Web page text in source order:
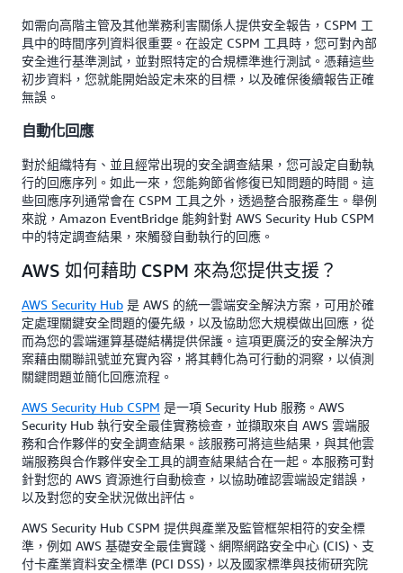
如需向高階主管及其他業務利害關係人提供安全報告，CSPM 工
具中的時間序列資料很重要。在設定 CSPM 工具時，您可對內部
安全進行基準測試，並對照特定的合規標準進行測試。憑藉這些
初步資料，您就能開始設定未來的目標，以及確保後續報告正確
無誤。
自動化回應
對於組織特有、並且經常出現的安全調查結果，您可設定自動執
行的回應序列。如此一來，您能夠節省修復已知問題的時間。這
些回應序列通常會在 CSPM 工具之外，透過整合服務產生。舉例
來說，Amazon EventBridge 能夠針對 AWS Security Hub CSPM
中的特定調查結果，來觸發自動執行的回應。
AWS 如何藉助 CSPM 來為您提供支援？
AWS Security Hub 是 AWS 的統一雲端安全解決方案，可用於確
定處理關鍵安全問題的優先級，以及協助您大規模做出回應，從
而為您的雲端運算基礎結構提供保護。這項更廣泛的安全解決方
案藉由關聯訊號並充實內容，將其轉化為可行動的洞察，以偵測
關鍵問題並簡化回應流程。
AWS Security Hub CSPM 是一項 Security Hub 服務。AWS
Security Hub 執行安全最佳實務檢查，並擷取來自 AWS 雲端服
務和合作夥伴的安全調查結果。該服務可將這些結果，與其他雲
端服務與合作夥伴安全工具的調查結果結合在一起。本服務可對
針對您的 AWS 資源進行自動檢查，以協助確認雲端設定錯誤，
以及對您的安全狀況做出評估。
AWS Security Hub CSPM 提供與產業及監管框架相符的安全標
準，例如 AWS 基礎安全最佳實踐、網際網路安全中心 (CIS)、支
付卡產業資料安全標準 (PCI DSS)，以及國家標準與技術研究院